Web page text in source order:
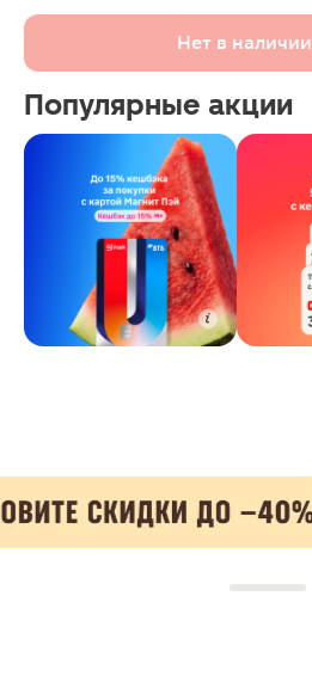
Нет в наличии
Популярные акции